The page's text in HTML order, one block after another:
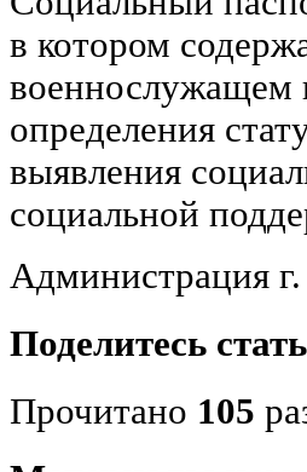
в котором
военнослужащем
определения
выявления
социальной
Администрация
Поделитесь
Прочитано 105